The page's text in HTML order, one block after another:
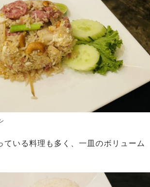
ている料理も多く、一皿のボリューム